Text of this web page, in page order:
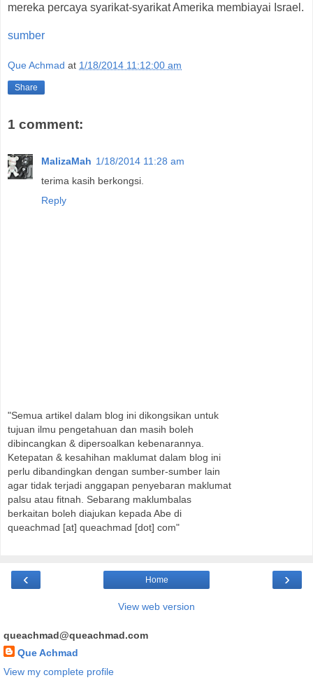
mereka percaya syarikat-syarikat Amerika membiayai Israel.
sumber
Que Achmad at 1/18/2014 11:12:00 am
Share
1 comment:
MalizaMah 1/18/2014 11:28 am
terima kasih berkongsi.
Reply
"Semua artikel dalam blog ini dikongsikan untuk
tujuan ilmu pengetahuan dan masih boleh
dibincangkan & dipersoalkan kebenarannya.
Ketepatan & kesahihan maklumat dalam blog ini
perlu dibandingkan dengan sumber-sumber lain
agar tidak terjadi anggapan penyebaran maklumat
palsu atau fitnah. Sebarang maklumbalas
berkaitan boleh diajukan kepada Abe di
queachmad [at] queachmad [dot] com"
‹ ›
Home
View web version
queachmad@queachmad.com
Que Achmad
View my complete profile